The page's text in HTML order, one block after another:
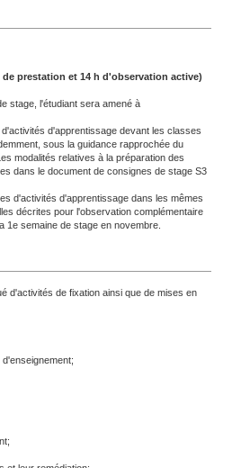
prestation et 14 h d'observation active)
stage, l'étudiant sera amené à
d'activités d'apprentissage devant les classes
sous la guidance rapprochée du
modalités relatives à la préparation des
dans le document de consignes de stage S3
d'activités d'apprentissage dans les mêmes
décrites pour l'observation complémentaire
1e semaine de stage en novembre.
d'activités de fixation ainsi que de mises en